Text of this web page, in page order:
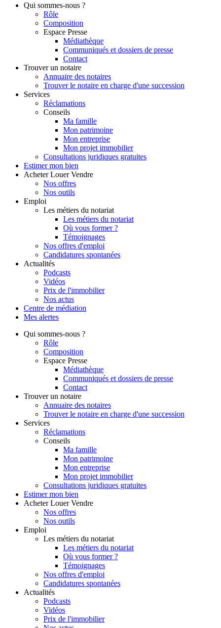
Qui sommes-nous ?
Rôle
Composition
Espace Presse
Médiathèque
Communiqués et dossiers de presse
Contact
Trouver un notaire
Annuaire des notaires
Trouver le notaire en charge d'une succession
Services
Réclamations
Conseils
Ma famille
Mon patrimoine
Mon entreprise
Mon projet immobilier
Consultations juridiques gratuites
Estimer mon bien
Acheter Louer Vendre
Nos offres
Nos outils
Emploi
Les métiers du notariat
Les métiers du notariat
Où vous former ?
Témoignages
Nos offres d'emploi
Candidatures spontanées
Actualités
Podcasts
Vidéos
Prix de l'immobilier
Nos actus
Centre de médiation
Mes alertes
Qui sommes-nous ?
Rôle
Composition
Espace Presse
Médiathèque
Communiqués et dossiers de presse
Contact
Trouver un notaire
Annuaire des notaires
Trouver le notaire en charge d'une succession
Services
Réclamations
Conseils
Ma famille
Mon patrimoine
Mon entreprise
Mon projet immobilier
Consultations juridiques gratuites
Estimer mon bien
Acheter Louer Vendre
Nos offres
Nos outils
Emploi
Les métiers du notariat
Les métiers du notariat
Où vous former ?
Témoignages
Nos offres d'emploi
Candidatures spontanées
Actualités
Podcasts
Vidéos
Prix de l'immobilier